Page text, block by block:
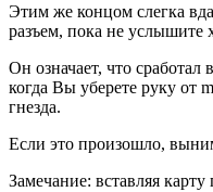
Этим же концом слегка
разъем, пока не услышите
Он означает, что
когда Вы уберете руку от
гнезда.
Если это произошло,
Замечание: вставляя